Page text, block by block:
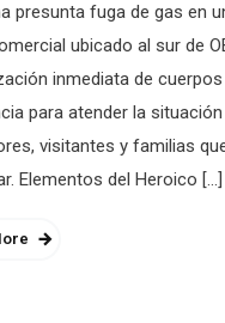
presunta fuga de gas en
ubicado al sur de
inmediata de
para atender la
visitantes y familias
Elementos del Heroico […]